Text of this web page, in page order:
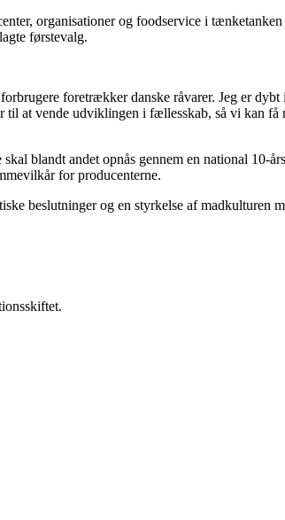
organisationer og foodservice i
førstevalg.
foretrækker danske råvarer. Jeg er
at vende udviklingen i fællesskab, så vi kan
blandt andet opnås gennem en national 10-
for producenterne.
beslutninger og en styrkelse af madkulturen